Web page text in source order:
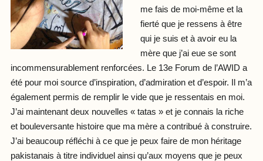
me fais de moi-même et la
fierté que je ressens à être
qui je suis et à avoir eu la
mère que j’ai eue se sont
incommensurablement renforcées. Le 13e Forum de l’AWID a
été pour moi source d’inspiration, d’admiration et d’espoir. Il m’a
également permis de remplir le vide que je ressentais en moi.
J’ai maintenant deux nouvelles « tatas » et je connais la riche
et bouleversante histoire que ma mère a contribué à construire.
J’ai beaucoup réfléchi à ce que je peux faire de mon héritage
pakistanais à titre individuel ainsi qu’aux moyens que je peux